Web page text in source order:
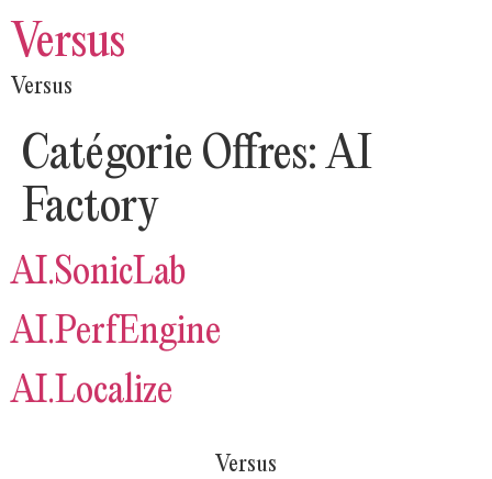
Versus
Versus
Catégorie Offres:AI
Factory
AI.SonicLab
AI.PerfEngine
AI.Localize
Versus